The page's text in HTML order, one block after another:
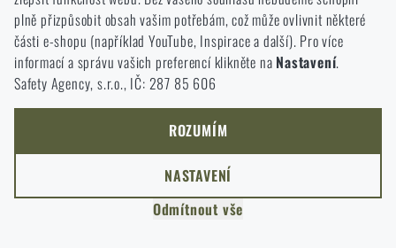
plně přizpůsobit obsah vašim potřebám, což může ovlivnit některé
části e-shopu (například YouTube, Inspirace a další). Pro více
informací a správu vašich preferencí klikněte na Nastavení.
Safety Agency, s.r.o., IČ: 287 85 606
Do těchto cookies se anonymně ukládá, jakým způsobem
procházíte a používáte náš web. Pomáhají nám lépe chápat, co
se našim zákazníkům líbí a kterým směrem se máme ubírat.
Marketingové
Tyto cookies nám pomáhají optimalizovat reklamu směřující na
náš e-shop, aby byla co nejvíce efektivní a náš obchod se mohl
neustále rozvíjet a zlepšovat.
Díky těmto cookies dokážeme reklamu personalizovat a nabízet
ROZUMÍM
NASTAVENÍ
Odmítnout vše